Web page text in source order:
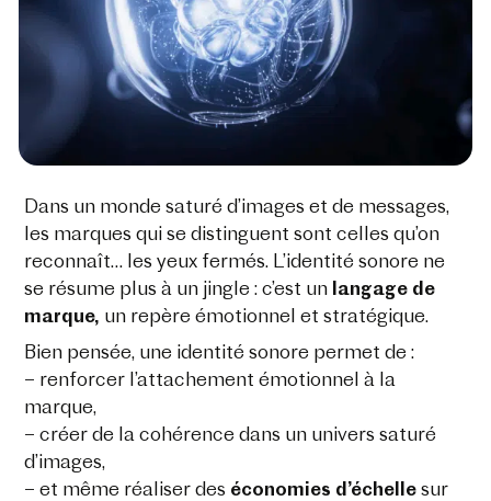
Dans un monde saturé d’images et de messages,
les marques qui se distinguent sont celles qu’on
reconnaît… les yeux fermés. L’identité sonore ne
se résume plus à un jingle : c’est un langage de
marque, un repère émotionnel et stratégique.
Bien pensée, une identité sonore permet de :
– renforcer l’attachement émotionnel à la
marque,
– créer de la cohérence dans un univers saturé
d’images,
– et même réaliser des économies d’échelle sur